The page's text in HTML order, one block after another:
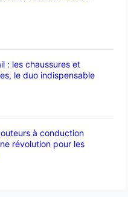
: les chaussures et
le duo indispensable
à conduction
révolution pour les